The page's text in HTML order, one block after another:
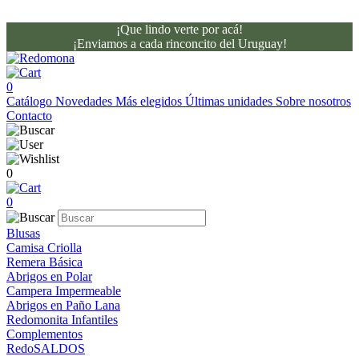
¡Que lindo verte por acá!
¡Enviamos a cada rinconcito del Uruguay!
0
Catálogo Novedades Más elegidos Últimas unidades Sobre nosotros
Contacto
0
0
Blusas
Camisa Criolla
Remera Básica
Abrigos en Polar
Campera Impermeable
Abrigos en Paño Lana
Redomonita Infantiles
Complementos
RedoSALDOS